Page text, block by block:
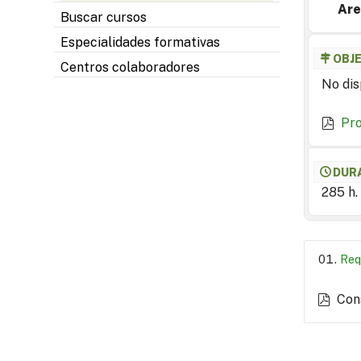
Buscar cursos
Especialidades formativas
Centros colaboradores
No
285 h.